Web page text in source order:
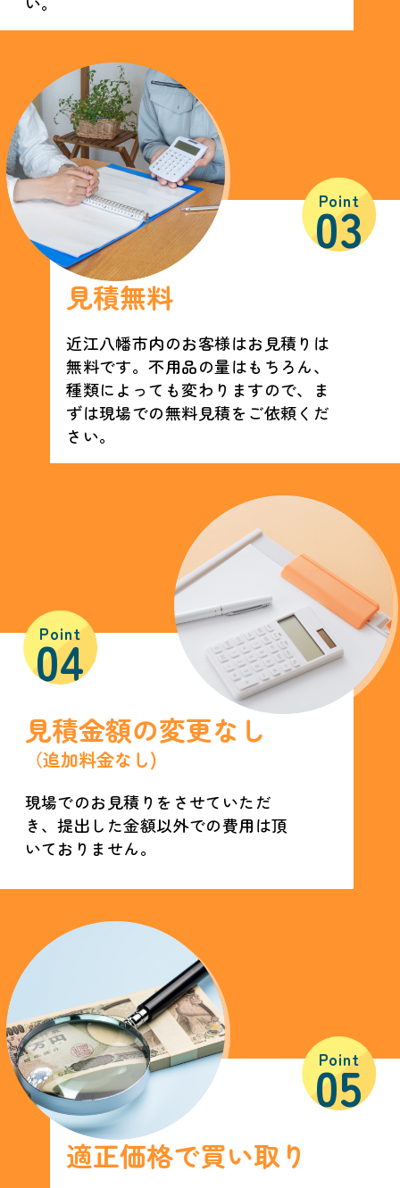
Point
03
見積無料
近江八幡市内のお客様はお見積りは
無料です。不用品の量はもちろん、
種類によっても変わりますので、ま
ずは現場での無料見積をご依頼くだ
さい。
Point
04
見積金額の変更なし
（追加料金なし)
現場でのお見積りをさせていただ
き、提出した金額以外での費用は頂
いておりません。
Point
05
適正価格で買い取り